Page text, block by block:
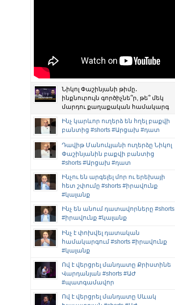
Նիկոլ Փաշինյանի թիմը․
ինքնուրույն գործիչնե՞ր, թե՞ մեկ
մարդու քաղաքական համակարգ
Ինչ կարևոր ուղերձ են հղել բաքվի
բանտից #shorts #Արցախ #դատ
Դավիթ Մանուկյանի ուղերձը Նիկոլ
Փաշինյանին բաքվի բանտից
#shorts #Արցախ #դատ
Ինչու են արգելել մոր ու երեխայի
հետ շփումը #shorts #իրավունք
#կալանք
Ինչ են անում դատավորները #shorts
#իրավունք #կալանք
Ինչ է փոխվել դատական
համակարգում #shorts #իրավունք
#կալանք
Ով է վերցրել մանդատը Քրիստինե
Վարդանյան #shorts #ԱԺ
#պատգամավոր
Ով է վերցրել մանդատը Սևակ